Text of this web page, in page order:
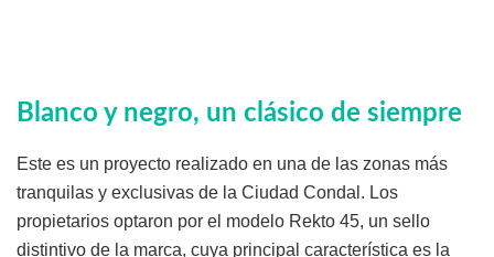
Blanco y negro, un clásico de siempre
Este es un proyecto realizado en una de las zonas más
tranquilas y exclusivas de la Ciudad Condal. Los
propietarios optaron por el modelo Rekto 45, un sello
distintivo de la marca, cuya principal característica es la